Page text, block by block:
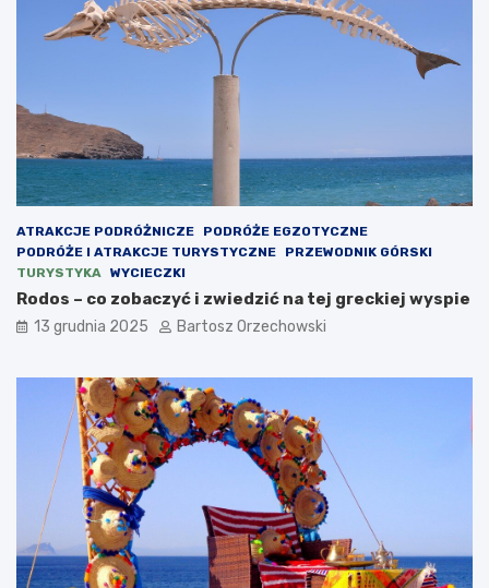
ATRAKCJE PODRÓŻNICZE
PODRÓŻE EGZOTYCZNE
PODRÓŻE I ATRAKCJE TURYSTYCZNE
PRZEWODNIK GÓRSKI
TURYSTYKA WYCIECZKI
Rodos – co zobaczyć i zwiedzić na tej greckiej wyspie
13 grudnia 2025 Bartosz Orzechowski